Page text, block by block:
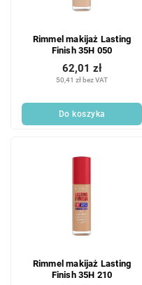
Rimmel makijaż Lasting
Finish 35H 050
50,41 zł bez VAT
62,01 zł
Do koszyka
Rimmel makijaż Lasting
Finish 35H 210